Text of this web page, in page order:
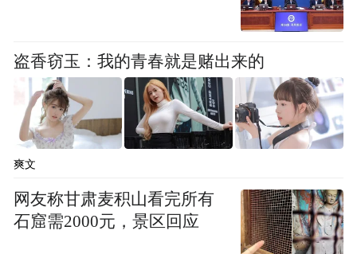
盗香窃玉：我的青春就是赌出来的
爽文
网友称甘肃麦积山看完所有
石窟需2000元，景区回应